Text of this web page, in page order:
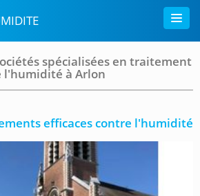
spécialisées en traitement
l'humidité à Arlon
efficaces contre l'humidité